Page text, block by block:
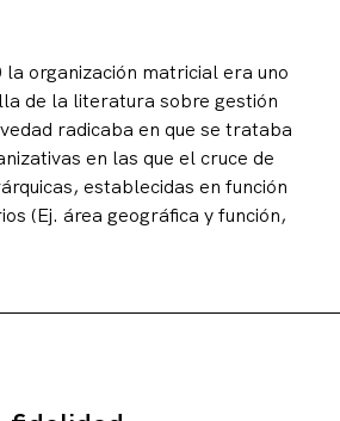
la organización matricial era uno
de la literatura sobre gestión
radicaba en que se trataba
en las que el cruce de
establecidas en función
(Ej. área geográfica y función,